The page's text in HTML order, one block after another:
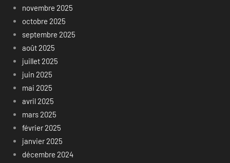
novembre 2025
octobre 2025
septembre 2025
août 2025
juillet 2025
juin 2025
mai 2025
avril 2025
mars 2025
février 2025
janvier 2025
décembre 2024